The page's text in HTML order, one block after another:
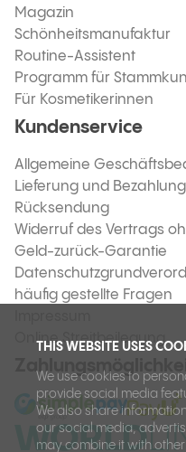
THIS WEBSITE USES
We use cookies to
provide social media
We also share
our social media,
may combine it with
Magazin
Schönheitsmanufaktur
Routine-Assistent
Programm für
Für Kosmetikerinnen
Kundenservice
Allgemeine
Lieferung und Bezahlung
Rücksendung
Widerruf des Vertrags
Geld-zurück-Garantie
häufig gestellte Fragen
Online Streitbeilegung